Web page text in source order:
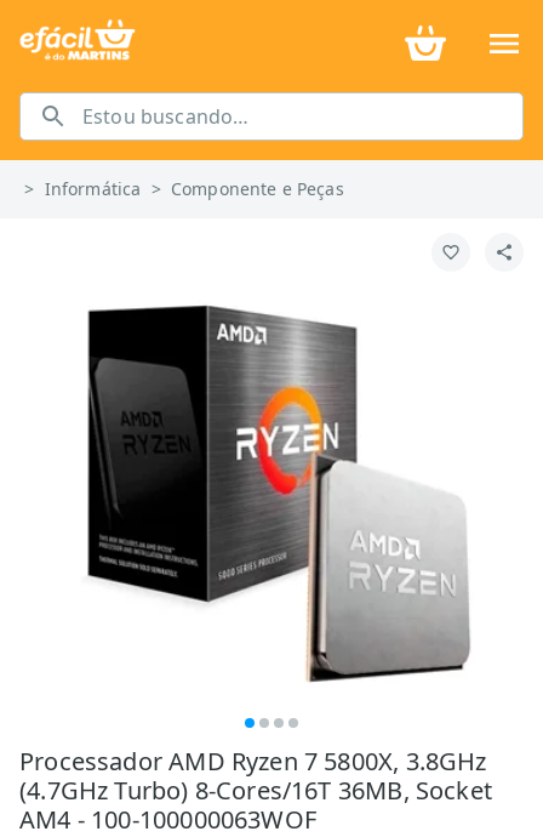
> Informática > Componente e Peças
Processador AMD Ryzen 7 5800X, 3.8GHz
(4.7GHz Turbo) 8-Cores/16T 36MB, Socket
AM4 - 100-100000063WOF